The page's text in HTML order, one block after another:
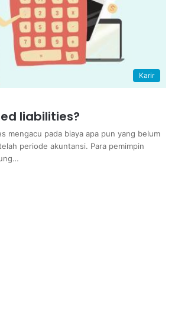
Karir
liabilities?
mengacu pada biaya apa pun yang belum
periode akuntansi. Para pemimpin